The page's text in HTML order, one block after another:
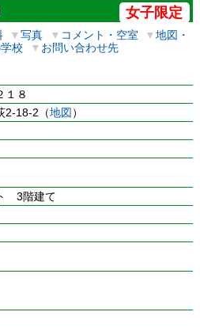
女子限定
▼写真 ▼ コメント・空室 ▼地図・
校 ▼ お問い合わせ先
１８
2-18-2（地図 ）
3階建て